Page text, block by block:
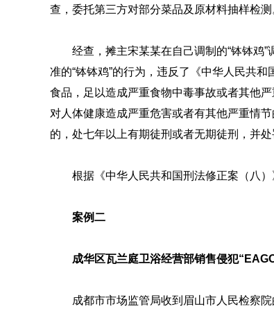
查，委托第三方对部分菜品及原材料抽样检测
经查，摊主宋某某在自己调制的“钵钵鸡”
准的“钵钵鸡”的行为，违反了《中华人民共
食品，足以造成严重食物中毒事故或者其他
对人体健康造成严重危害或者有其他严重情
的，处七年以上有期徒刑或者无期徒刑，并处
根据《中华人民共和国刑法修正案（八
案例二
成华区瓦兰庭卫浴经营部销售侵犯
成都市市场监管局收到眉山市人民检察